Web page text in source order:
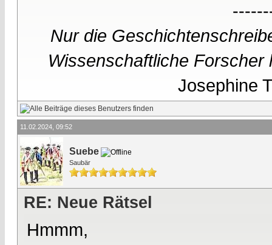
Nur die
Wissenschaftliche
Josephine
11.02.2024, 09:52
Suebe
Saubär
RE: Neue Rätsel
Hmmm,